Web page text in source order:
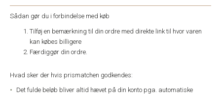
Sådan gør du i forbindelse med køb
Tilføj en bemærkning til din ordre med direkte link til hvor varen
kan købes billigere
Færdiggør din ordre.
Hvad sker der hvis prismatchen godkendes:
Det fulde beløb bliver altid hævet på din konto pga. automatiske